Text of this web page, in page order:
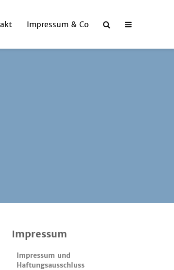
Impressum & Co
Impressum
Impressum und
Haftungsausschluss